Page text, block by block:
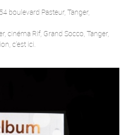
boulevard Pasteur, Tanger,
cinéma Rif, Grand Socco, Tanger,
c’est ici.